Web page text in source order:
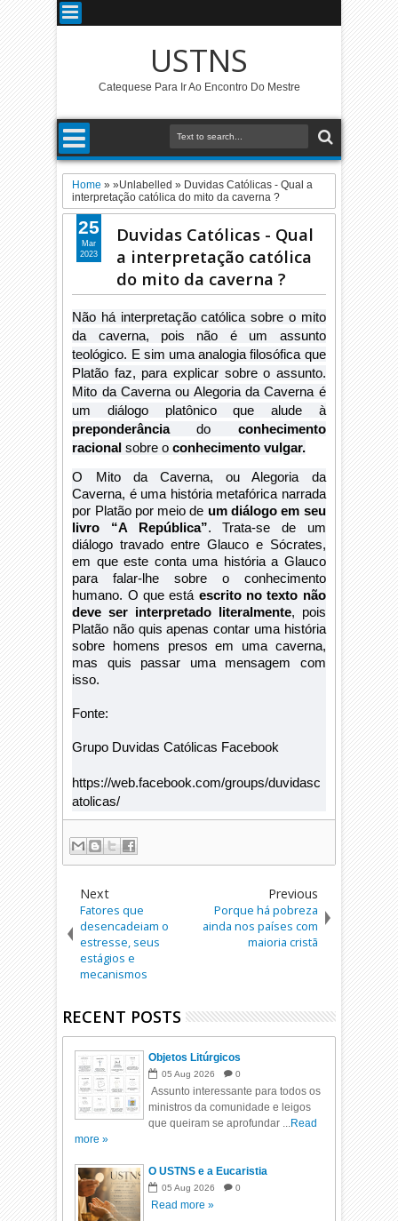
USTNS
Catequese Para Ir Ao Encontro Do Mestre
Home » »Unlabelled » Duvidas Católicas - Qual a
interpretação católica do mito da caverna ?
Duvidas Católicas - Qual
a interpretação católica
do mito da caverna ?
Não há interpretação católica sobre o mito
da caverna, pois não é um assunto
teológico. E sim uma analogia filosófica que
Platão faz, para explicar sobre o assunto.
Mito da Caverna ou Alegoria da Caverna é
um diálogo platônico que alude à
preponderânciado conhecimento
racional sobre oconhecimento vulgar.
O Mito da Caverna, ou Alegoria da
Caverna, é uma história metafórica narrada
por Platão por meio de um diálogo em seu
livro “A República”. Trata-se de um
diálogo travado entre Glauco e Sócrates,
em que este conta uma história a Glauco
para falar-lhe sobre o conhecimento
humano. O que está escrito no texto não
deve ser interpretado literalmente, pois
Platão não quis apenas contar uma história
sobre homens presos em uma caverna,
mas quis passar uma mensagem com
isso.
Fonte:
Grupo Duvidas Católicas Facebook
https://web.facebook.com/groups/duvidasc
atolicas/
25
Mar
2023
Next
Fatores que
desencadeiam o
estresse, seus
estágios e
mecanismos
Previous
Porque há pobreza
ainda nos países com
maioria cristã
RECENT POSTS
Objetos Litúrgicos
05 Aug 2026 0
Assunto interessante para todos os
ministros da comunidade e leigos
que queiram se aprofundar ...Read
more »
O USTNS e a Eucaristia
05 Aug 2026 0
Read more »